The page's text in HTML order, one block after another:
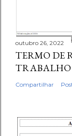
outubro 26, 2022
TERMO DE
TRABALHO
Compartilhar